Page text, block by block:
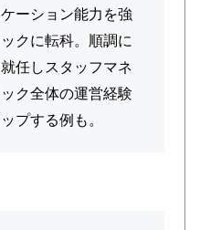
ーション能力を強
クに転科。順調に
任しスタッフマネ
ク全体の運営経験
プする例も。